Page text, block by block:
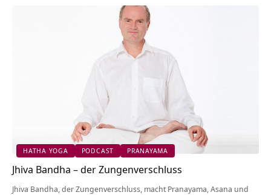
HATHA YOGA PODCAST PRANAYAMA
Jhiva Bandha – der Zungenverschluss
Jhiva Bandha, der Zungenverschluss, macht Pranayama, Asana und